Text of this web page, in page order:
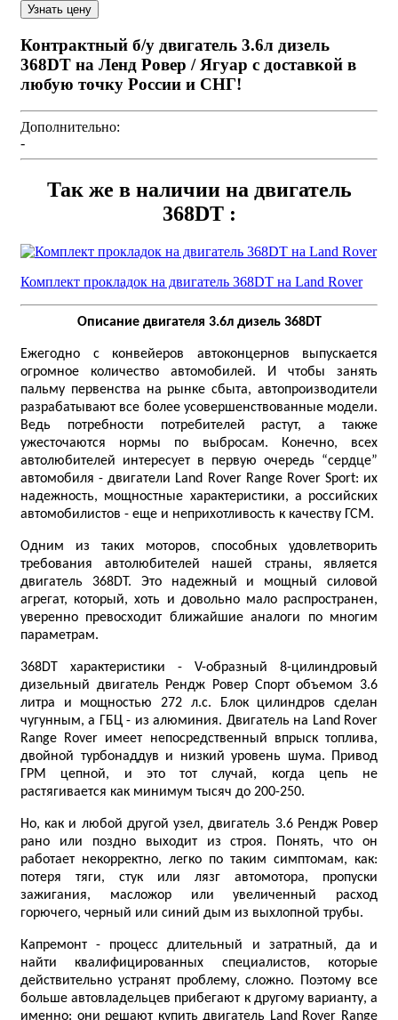
Контрактный б/у двигатель 3.6л дизель
368DT на Ленд Ровер / Ягуар с доставкой в
любую точку России и СНГ!
Дополнительно:
-
Так же в наличии на двигатель
368DT :
Комплект прокладок на двигатель 368DT на Land Rover
Описание двигателя 3.6л дизель 368DT
Ежегодно с конвейеров автоконцернов выпускается
огромное количество автомобилей. И чтобы занять
пальму первенства на рынке сбыта, автопроизводители
разрабатывают все более усовершенствованные модели.
Ведь потребности потребителей растут, а также
ужесточаются нормы по выбросам. Конечно, всех
автолюбителей интересует в первую очередь “сердце”
автомобиля - двигатели Land Rover Range Rover Sport: их
надежность, мощностные характеристики, а российских
автомобилистов - еще и неприхотливость к качеству ГСМ.
Одним из таких моторов, способных удовлетворить
требования автолюбителей нашей страны, является
двигатель 368DT. Это надежный и мощный силовой
агрегат, который, хоть и довольно мало распространен,
уверенно превосходит ближайшие аналоги по многим
параметрам.
368DT характеристики - V-образный 8-цилиндровый
дизельный двигатель Рендж Ровер Спорт объемом 3.6
литра и мощностью 272 л.с. Блок цилиндров сделан
чугунным, а ГБЦ - из алюминия. Двигатель на Land Rover
Range Rover имеет непосредственный впрыск топлива,
двойной турбонаддув и низкий уровень шума. Привод
ГРМ цепной, и это тот случай, когда цепь не
растягивается как минимум тысяч до 200-250.
Но, как и любой другой узел, двигатель 3.6 Рендж Ровер
рано или поздно выходит из строя. Понять, что он
работает некорректно, легко по таким симптомам, как:
потеря тяги, стук или лязг автомотора, пропуски
зажигания, масложор или увеличенный расход
горючего, черный или синий дым из выхлопной трубы.
Капремонт - процесс длительный и затратный, да и
найти квалифицированных специалистов, которые
действительно устранят проблему, сложно. Поэтому все
больше автовладельцев прибегают к другому варианту, а
именно: они решают купить двигатель Land Rover Range